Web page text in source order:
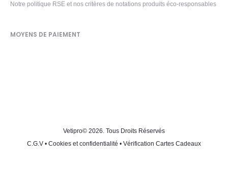
Notre politique RSE et nos critères de notations produits éco-responsables
MOYENS DE PAIEMENT
Vetipro© 2026. Tous Droits Réservés
C.G.V • Cookies et confidentialité • Vérification Cartes Cadeaux